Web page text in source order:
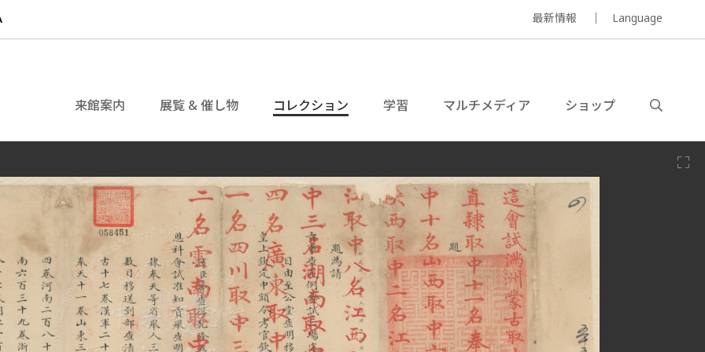
最新情報 Language
来館案内 展覧 & 催し物 コレクション 学習 マルチメディア ショップ